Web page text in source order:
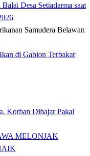
Desa Setiadarma saat
di Gabion Terbakar
Korban Dihajar Pakai
MELONJAK